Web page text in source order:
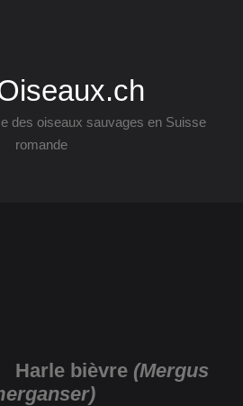
des oiseaux sauvages en Suisse
romande
Harle bièvre (Mergus